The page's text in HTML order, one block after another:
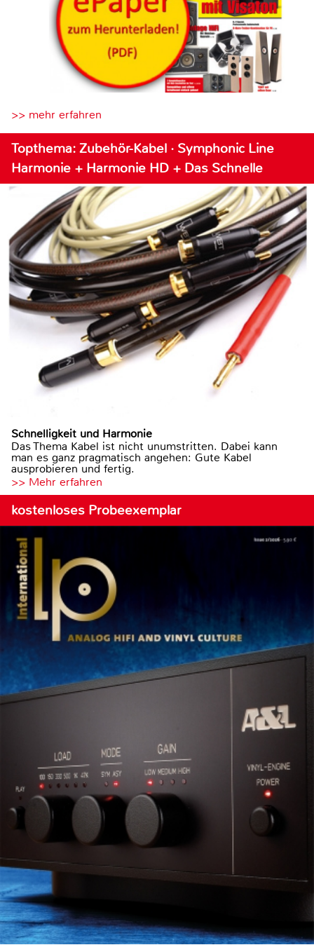
>> mehr erfahren
Topthema: Zubehör-Kabel · Symphonic Line
Harmonie + Harmonie HD + Das Schnelle
Schnelligkeit und Harmonie
Das Thema Kabel ist nicht unumstritten. Dabei kann
man es ganz pragmatisch angehen: Gute Kabel
ausprobieren und fertig.
>> Mehr erfahren
kostenloses Probeexemplar